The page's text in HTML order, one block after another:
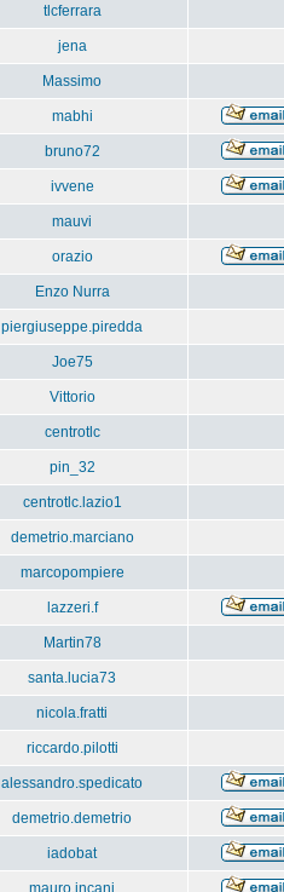
tlcferrara
jena
Massimo
mabhi
bruno72
ivvene
mauvi
orazio
Enzo Nurra
piergiuseppe.piredda
Joe75
Vittorio
centrotlc
pin_32
centrotlc.lazio1
demetrio.marciano
marcopompiere
lazzeri.f
Martin78
santa.lucia73
nicola.fratti
riccardo.pilotti
alessandro.spedicato
demetrio.demetrio
iadobat
mauro.incani